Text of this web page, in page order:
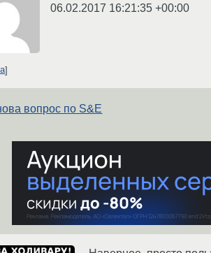
06.02.2017 16:21:35 +00:00
вопрос по S&E